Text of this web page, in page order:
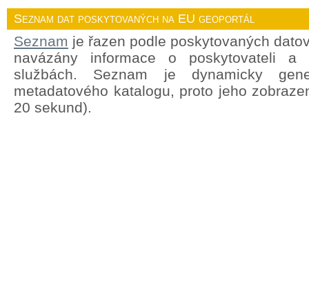
Seznam dat poskytovaných na EU geoportál
Seznam je řazen podle poskytovaných
navázány informace o poskytovateli a
službách. Seznam je dynamicky
metadatového katalogu, proto jeho
20 sekund).